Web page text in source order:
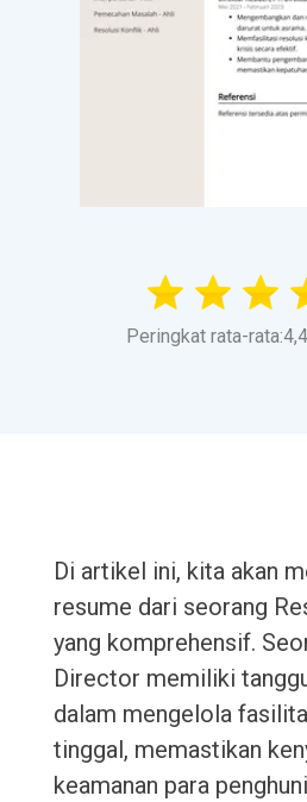
Peringkat rata-
Di artikel ini, kita akan
resume dari seorang
yang komprehensif.
Director memiliki
dalam mengelola
tinggal, memastikan
keamanan para